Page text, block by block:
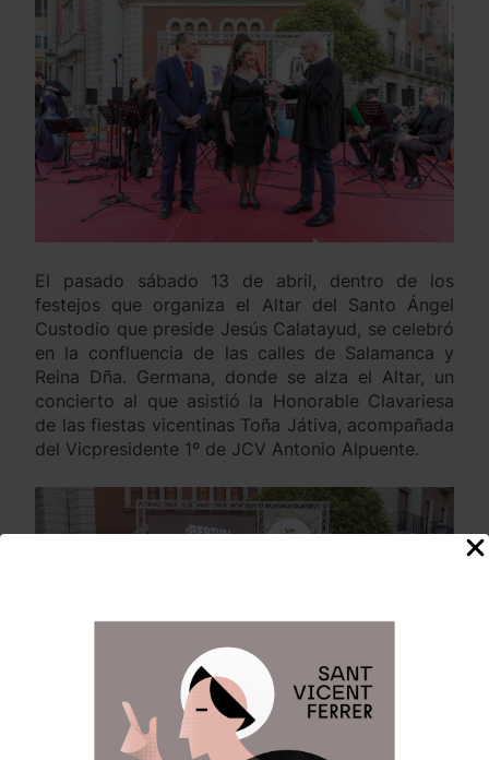
El pasado sábado 13 de abril, dentro de los
festejos que organiza el Altar del Santo Ángel
Custodio que preside Jesús Calatayud, se celebró
en la confluencia de las calles de Salamanca y
Reina Dña. Germana, donde se alza el Altar, un
concierto al que asistió la Honorable Clavariesa
de las fiestas vicentinas Toña Játiva, acompañada
del Vicpresidente 1º de JCV Antonio Alpuente.